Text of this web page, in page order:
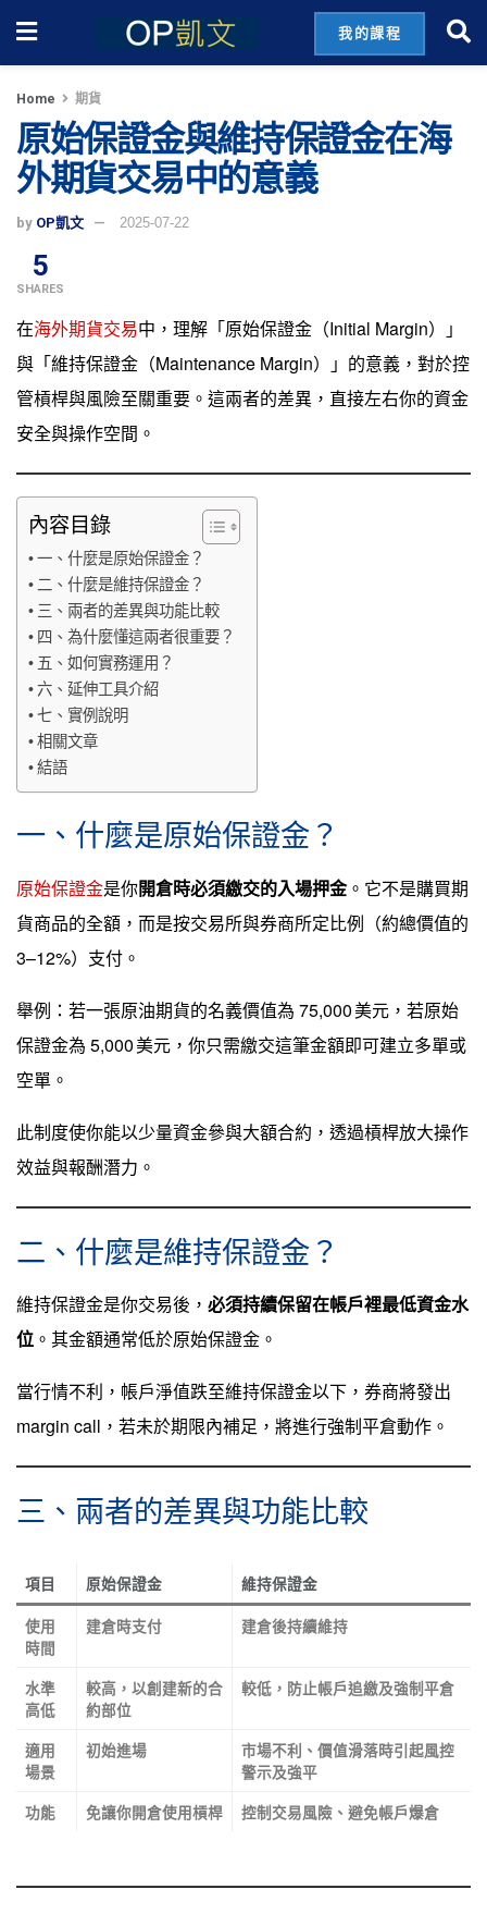
我的課程
Home 期貨
原始保證金與維持保證金在海
外期貨交易中的意義
by OP凱文 2025-07-22
5
SHARES
在海外期貨交易中，理解「原始保證金（Initial Margin）」
與「維持保證金（Maintenance Margin）」的意義，對於控
管槓桿與風險至關重要。這兩者的差異，直接左右你的資金
安全與操作空間。
內容目錄
一、什麼是原始保證金？
二、什麼是維持保證金？
三、兩者的差異與功能比較
四、為什麼懂這兩者很重要？
五、如何實務運用？
六、延伸工具介紹
七、實例說明
相關文章
結語
一、什麼是原始保證金？
原始保證金是你開倉時必須繳交的入場押金。它不是購買期
貨商品的全額，而是按交易所與券商所定比例（約總價值的
3–12%）支付。
舉例：若一張原油期貨的名義價值為 75,000 美元，若原始
保證金為 5,000 美元，你只需繳交這筆金額即可建立多單或
空單。
此制度使你能以少量資金參與大額合約，透過槓桿放大操作
效益與報酬潛力。
二、什麼是維持保證金？
維持保證金是你交易後， 必須持續保留在帳戶裡最低資金水
位 。其金額通常低於原始保證金。
當行情不利，帳戶淨值跌至維持保證金以下，券商將發出
margin call，若未於期限內補足，將進行強制平倉動作。
三、兩者的差異與功能比較
項目 原始保證金 維持保證金
使用
時間
建倉時支付 建倉後持續維持
水準
高低
較高，以創建新的合
約部位
較低，防止帳戶追繳及強制平倉
適用
場景
初始進場
市場不利、價值滑落時引起風控
警示及強平
功能 免讓你開倉使用槓桿 控制交易風險、避免帳戶爆倉